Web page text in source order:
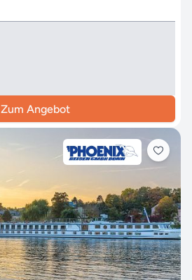
Zum Angebot